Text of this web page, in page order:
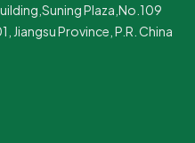
Plaza,No.109
Jiangsu Province, P.R. China